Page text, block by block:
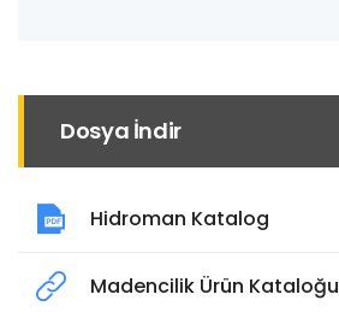
Dosya İndir
Hidroman Katalog
Madencilik Ürün Kataloğu